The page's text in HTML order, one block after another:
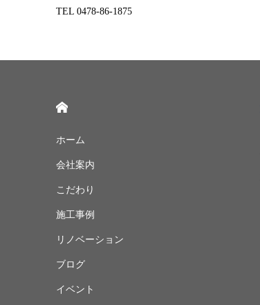
TEL 0478-86-1875
ホーム
会社案内
こだわり
施工事例
リノベーション
ブログ
イベント